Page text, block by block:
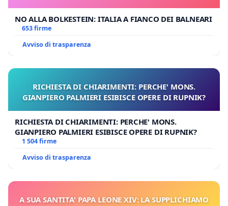
NO ALLA BOLKESTEIN: ITALIA A FIANCO DEI BALNEARI
653 firme
Avviso di trasparenza
RICHIESTA DI CHIARIMENTI: PERCHE' MONS.
GIANPIERO PALMIERI ESIBISCE OPERE DI RUPNIK?
RICHIESTA DI CHIARIMENTI: PERCHE' MONS.
GIANPIERO PALMIERI ESIBISCE OPERE DI RUPNIK?
1 504 firme
Avviso di trasparenza
A SUA SANTITA' PAPA LEONE XIV: LA SUPPLICHIAMO